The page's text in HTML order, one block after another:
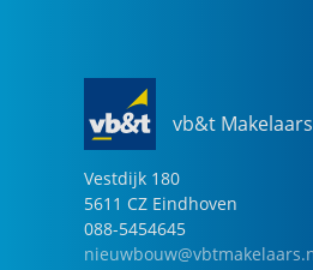
vb&t
Vestdijk 180
5611 CZ Eindhoven
088-5454645